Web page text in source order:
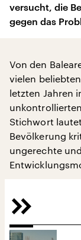
versucht, die
gegen das
Von den
vielen
letzten Jahren
Stichwort
Bevölkerung
ungerechte